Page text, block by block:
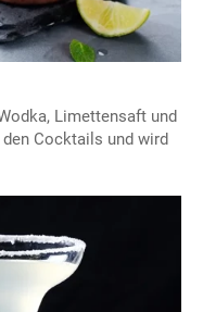
Limettensaft und
den Cocktails und wird